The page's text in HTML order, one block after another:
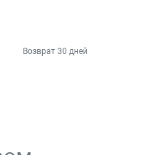
Возврат 30 дней